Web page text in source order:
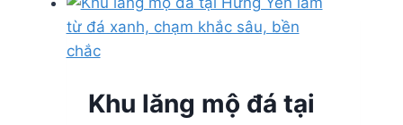
Khu lăng mộ đá tại